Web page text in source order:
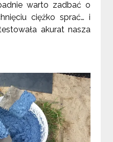
warto zadbać o
ciężko sprać… i
akurat nasza